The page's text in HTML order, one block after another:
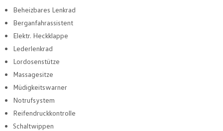
Beheizbares Lenkrad
Berganfahrassistent
Elektr. Heckklappe
Lederlenkrad
Lordosenstütze
Massagesitze
Müdigkeitswarner
Notrufsystem
Reifendruckkontrolle
Schaltwippen